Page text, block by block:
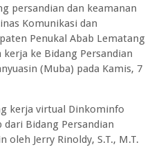
persandian dan keamanan
Komunikasi dan
Penukal Abab Lematang
ke Bidang Persandian
(Muba) pada Kamis, 7
kerja virtual Dinkominfo
Bidang Persandian
Jerry Rinoldy, S.T., M.T.